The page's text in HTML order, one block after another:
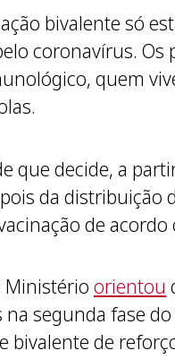
bivalente só
coronavírus.
quem
que decide, a
da
de
Ministérioorientou
segunda fase
bivalente de